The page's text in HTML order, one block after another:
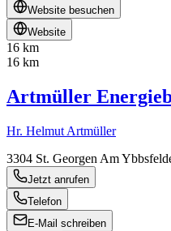
Website besuchen
Website
16 km
16 km
Artmüller
Hr. Helmut Artmüller
3304 St. Georgen Am
Jetzt anrufen
Telefon
E-Mail schreiben